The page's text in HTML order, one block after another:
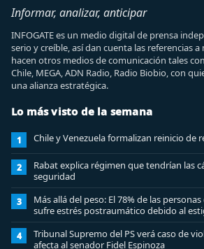
Informar, analizar, anticipar
INFOGATE es un medio digital de prensa
serio y creíble, así dan cuenta las referencias
hacen otros medios de comunicación tales
Chile, MEGA, ADN Radio, Radio Biobio, con
una alianza estratégica.
Lo más visto de la semana
1 Chile y Venezuela formalizan reinicio de
2
Rabat explica régimen que tendrían las
seguridad
3
Más allá del peso: El 78% de las
sufre estrés postraumático debido al
4
Tribunal Supremo del PS verá caso de
afecta al senador Fidel Espinoza